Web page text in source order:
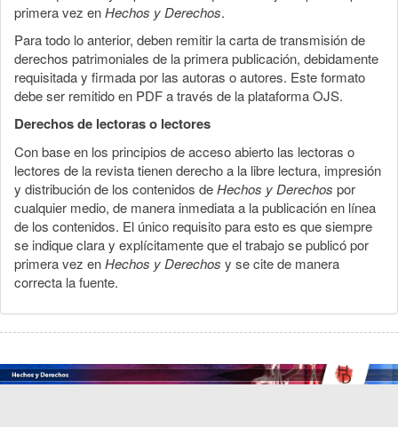
primera vez enHechos y Derechos.
Para todo lo anterior, deben remitir la carta de transmisión de
derechos patrimoniales de la primera publicación, debidamente
requisitada y firmada por las autoras o autores. Este formato
debe ser remitido en PDF a través de la plataforma OJS.
Derechos de lectoras o lectores
Con base en los principios de acceso abierto las lectoras o
lectores de la revista tienen derecho a la libre lectura, impresión
y distribución de los contenidos deHechos y Derechos por
cualquier medio, de manera inmediata a la publicación en línea
de los contenidos. El único requisito para esto es que siempre
se indique clara y explícitamente que el trabajo se publicó por
primera vez enHechos y Derechos y se cite de manera
correcta la fuente.